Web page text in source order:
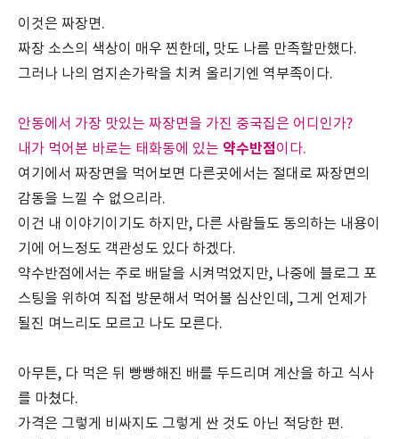
이것은 짜장면.
짜장 소스의 색상이 매우 찐한데, 맛도 나름 만족할만했다.
그러나 나의 엄지손가락을 치켜 올리기엔 역부족이다.
안동에서 가장 맛있는 짜장면을 가진 중국집은 어디인가?
내가 먹어본 바로는 태화동에 있는 약수반점이다.
여기에서 짜장면을 먹어보면 다른곳에서는 절대로 짜장면의
감동을 느낄 수 없으리라.
이건 내 이야기이기도 하지만, 다른 사람들도 동의하는 내용이
기에 어느정도 객관성도 있다 하겠다.
약수반점에서는 주로 배달을 시켜먹었지만, 나중에 블로그 포
스팅을 위하여 직접 방문해서 먹어볼 심산인데, 그게 언제가
될진 며느리도 모르고 나도 모른다.
아무튼, 다 먹은 뒤 빵빵해진 배를 두드리며 계산을 하고 식사
를 마쳤다.
가격은 그렇게 비싸지도 그렇게 싼 것도 아닌 적당한 편.